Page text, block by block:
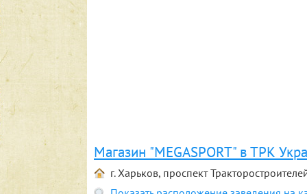
Магазин "MEGASPORT" в ТРК
г. Харьков, проспект